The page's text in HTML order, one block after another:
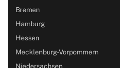
Bremen
Hamburg
Hessen
Mecklenburg-Vorpommern
Niedersachsen